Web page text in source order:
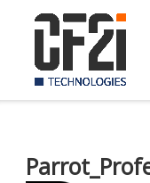
content